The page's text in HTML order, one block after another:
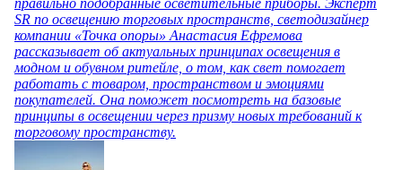
правильно подобранные осветительные приборы. Эксперт
SR по освещению торговых пространств, светодизайнер
компании «Точка опоры» Анастасия Ефремова
рассказывает об актуальных принципах освещения в
модном и обувном ритейле, о том, как свет помогает
работать с товаром, пространством и эмоциями
покупателей. Она поможет посмотреть на базовые
принципы в освещении через призму новых требований к
торговому пространству.